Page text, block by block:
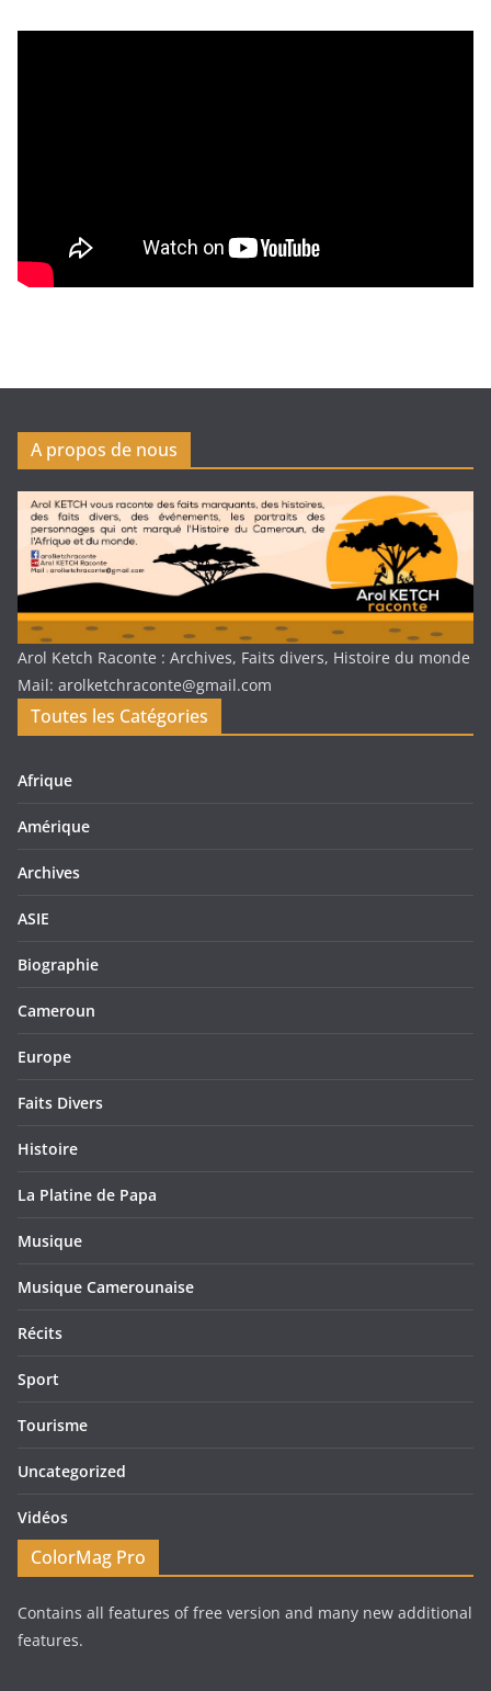
A propos de nous
Arol Ketch Raconte : Archives, Faits divers, Histoire du monde
Mail: arolketchraconte@gmail.com
Toutes les Catégories
Afrique
Amérique
Archives
ASIE
Biographie
Cameroun
Europe
Faits Divers
Histoire
La Platine de Papa
Musique
Musique Camerounaise
Récits
Sport
Tourisme
Uncategorized
Vidéos
ColorMag Pro
Contains all features of free version and many new additional
features.